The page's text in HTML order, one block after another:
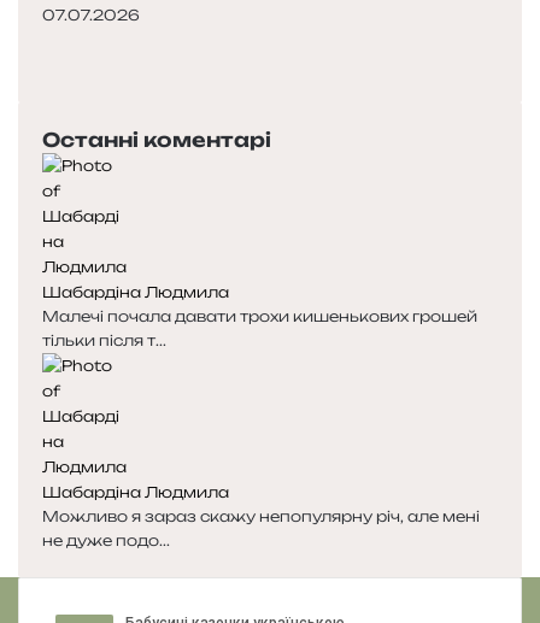
07.07.2026
р
е
д
н
я
с
т
о
р
і
н
к
а
т
у
п
н
а
с
т
о
р
і
н
к
а
Останні коментарі
Шабардіна Людмила
Малечі почала давати трохи кишенькових грошей
тільки після т...
Шабардіна Людмила
Можливо я зараз скажу непопулярну річ, але мені
не дуже подо...